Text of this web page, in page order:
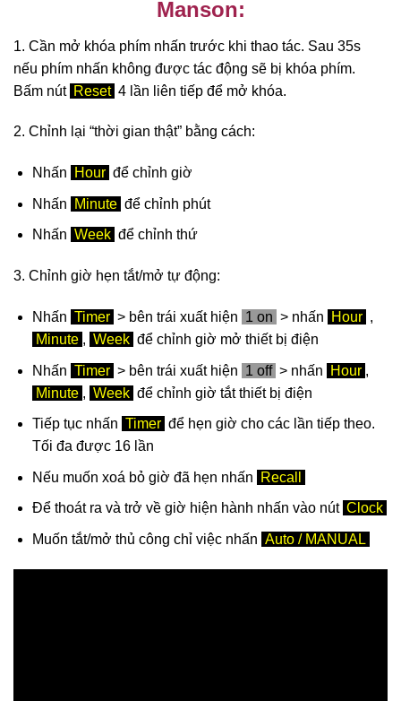
Manson:
1. Cần mở khóa phím nhấn trước khi thao tác. Sau 35s
nếu phím nhấn không được tác động sẽ bị khóa phím.
Bấm nút Reset 4 lần liên tiếp để mở khóa.
2. Chỉnh lại “thời gian thật” bằng cách:
Nhấn Hour để chỉnh giờ
Nhấn Minute để chỉnh phút
Nhấn Week để chỉnh thứ
3. Chỉnh giờ hẹn tắt/mở tự động:
Nhấn Timer > bên trái xuất hiện 1 on > nhấn Hour ,
Minute , Week để chỉnh giờ mở thiết bị điện
Nhấn Timer > bên trái xuất hiện 1 off > nhấn Hour ,
Minute , Week để chỉnh giờ tắt thiết bị điện
Tiếp tục nhấn Timer để hẹn giờ cho các lần tiếp theo.
Tối đa được 16 lần
Nếu muốn xoá bỏ giờ đã hẹn nhấn Recall
Để thoát ra và trở về giờ hiện hành nhấn vào nút Clock
Muốn tắt/mở thủ công chỉ việc nhấn Auto / MANUAL